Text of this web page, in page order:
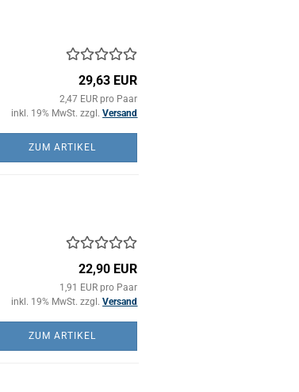
29,63 EUR
2,47 EUR pro Paar
inkl. 19% MwSt. zzgl.Versand
ZUM ARTIKEL
22,90 EUR
1,91 EUR pro Paar
inkl. 19% MwSt. zzgl.Versand
ZUM ARTIKEL